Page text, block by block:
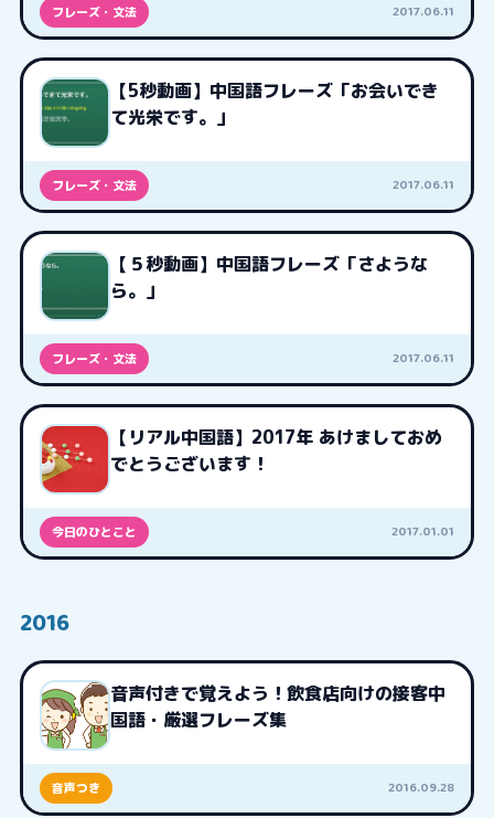
フレーズ・文法 2017.06.11
【5秒動画】中国語フレーズ「お会いでき
て光栄です。」
フレーズ・文法 2017.06.11
【５秒動画】中国語フレーズ「さような
ら。」
フレーズ・文法 2017.06.11
【リアル中国語】2017年 あけましておめ
でとうございます！
今日のひとこと 2017.01.01
2016
音声付きで覚えよう！飲食店向けの接客中
国語・厳選フレーズ集
音声つき 2016.09.28